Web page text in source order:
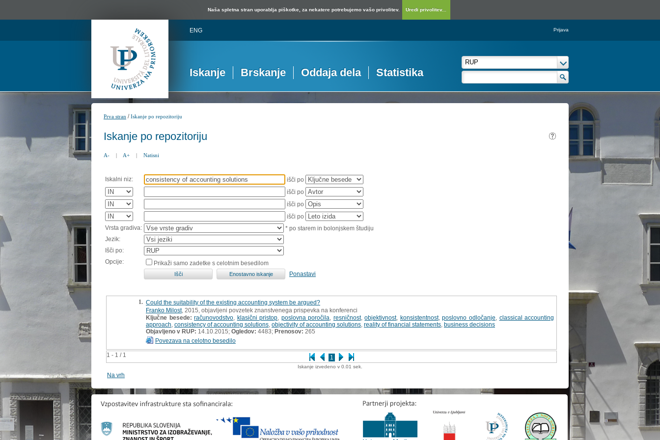
Naša spletna stran uporablja piškotke, za nekatere potrebujemo vašo privolitev. Uredi privolitev...
ENG Prijava
Iskanje Brskanje Oddaja dela Statistika
Prva stran /Iskanje po repozitoriju
Iskanje po repozitoriju
A- | A+ | Natisni
Iskalni niz:
išči po
išči po
išči po
išči po
Vrsta gradiva:
* po starem in bolonjskem študiju
Jezik:
Išči po:
Opcije:
Prikaži samo zadetke s celotnim besedilom
Ponastavi
1 - 1 / 1 1
1. Could the suitability of the existing accounting system be argued?
Franko Milost, 2015, objavljeni povzetek znanstvenega prispevka na konferenci
Ključne besede: računovodstvo klasični pristop poslovna poročila resničnost,objektivnost, konsistentnost,poslovno odločanje
classical accounting
approach consistency of accounting solutions objectivity of accounting solutions reality of financial statements business decisions
Objavljeno v RUP: 14.10.2015; Ogledov: 4483; Prenosov: 265
Povezava na celotno besedilo
Iskanje izvedeno v 0.01 sek.
Na vrh